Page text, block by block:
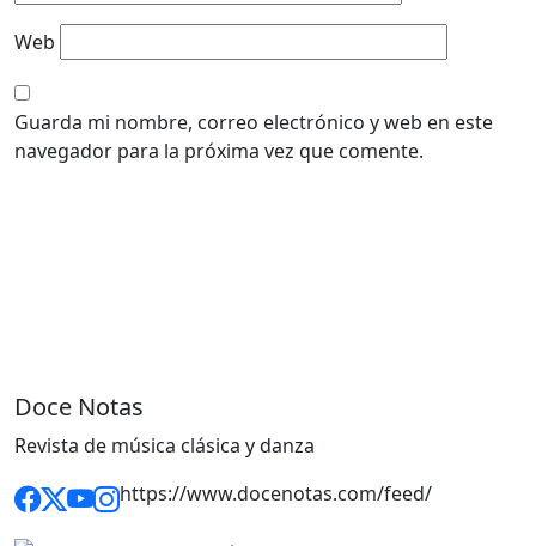
Web
Guarda mi nombre, correo electrónico y web en este
navegador para la próxima vez que comente.
Doce Notas
Revista de música clásica y danza
https://www.docenotas.com/feed/